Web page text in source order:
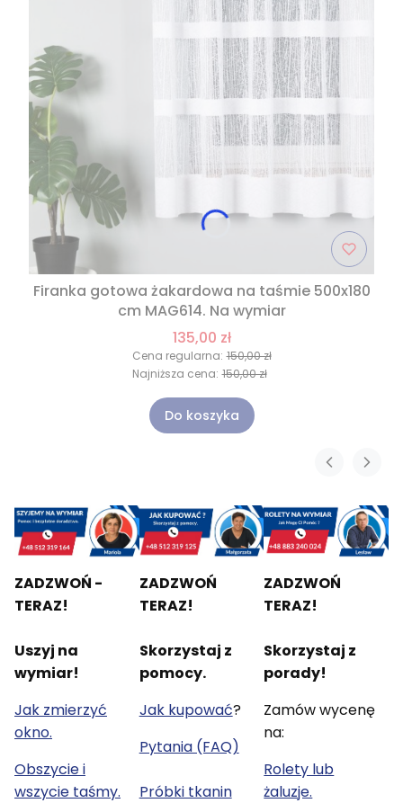
Firanka gotowa żakardowa na taśmie 500x180
cm MAG614. Na wymiar
135,00 zł
Cena regularna: 150,00 zł
Najniższa cena: 150,00 zł
Do koszyka
ZADZWOŃ -
TERAZ!
Uszyj na
wymiar!
Jak zmierzyć
okno.
Obszycie i
wszycie taśmy.
ZADZWOŃ
TERAZ!
Skorzystaj z
pomocy.
Jak kupować?
Pytania (FAQ)
Próbki tkanin
ZADZWOŃ
TERAZ!
Skorzystaj z
porady!
Zamów wycenę
na:
Rolety lub
żaluzje.